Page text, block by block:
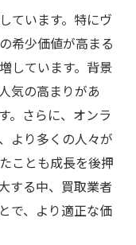
重要な理由
法
る影響
について
に与える影響
要性
ています。特にヴ
希少価値が高まる
しています。背景
気の高まりがあ
。さらに、オンラ
より多くの人々が
ことも成長を後押
する中、買取業者
で、より適正な価